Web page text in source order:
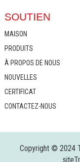
SOUTIEN
MAISON
PRODUITS
À PROPOS DE NOUS
NOUVELLES
CERTIFICAT
CONTACTEZ-NOUS
Copyright © 2024